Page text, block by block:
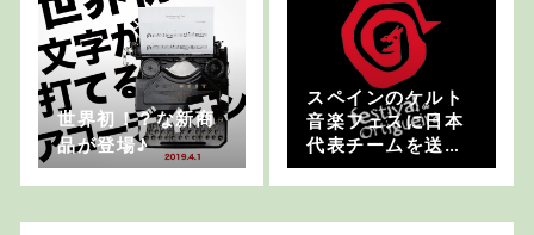
世界初！？な新商
品が登場♪
スペインのケルト
音楽フェスに日本
代表チームを送ろ
う！